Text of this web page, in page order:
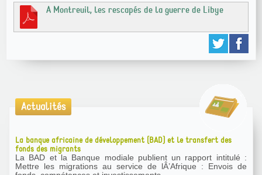
A Montreuil, les rescapés de la guerre de Libye
Actualités
La banque africaine de développement (BAD) et le transfert des
fonds des migrants
La BAD et la Banque modiale publient un rapport intitulé :
Mettre les migrations au service de lÂ’Afrique : Envois de